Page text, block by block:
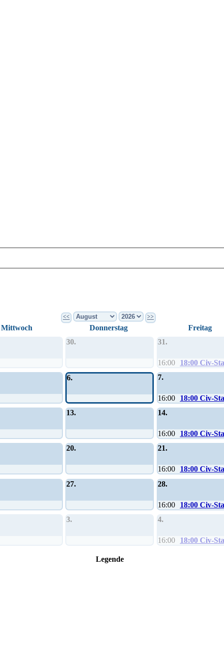
<< >>
Mittwoch Donnerstag Freitag
30. 31.
16:00 18:00 Civ-
6. 7.
16:00 18:00 Civ-
13. 14.
16:00 18:00 Civ-
20. 21.
16:00 18:00 Civ-
27. 28.
16:00 18:00 Civ-
3. 4.
16:00 18:00 Civ-
Legende